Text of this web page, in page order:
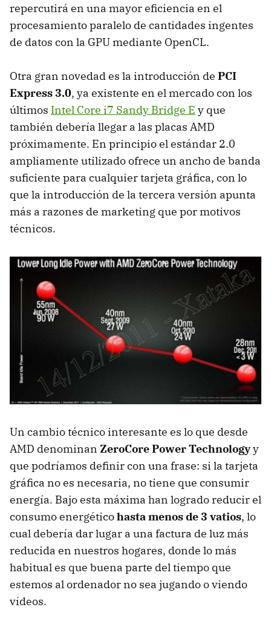
repercutirá en una mayor eficiencia en el
procesamiento paralelo de cantidades ingentes
de datos con la GPU mediante OpenCL.
Otra gran novedad es la introducción de PCI
Express 3.0, ya existente en el mercado con los
últimos Intel Core i7 Sandy Bridge E y que
también debería llegar a las placas AMD
próximamente. En principio el estándar 2.0
ampliamente utilizado ofrece un ancho de banda
suficiente para cualquier tarjeta gráfica, con lo
que la introducción de la tercera versión apunta
más a razones de marketing que por motivos
técnicos.
Un cambio técnico interesante es lo que desde
AMD denominan ZeroCore Power Technologyy
que podríamos definir con una frase: si la tarjeta
gráfica no es necesaria, no tiene que consumir
energía. Bajo esta máxima han logrado reducir el
consumo energéticohasta menos de 3 vatios, lo
cual debería dar lugar a una factura de luz más
reducida en nuestros hogares, donde lo más
habitual es que buena parte del tiempo que
estemos al ordenador no sea jugando o viendo
vídeos.